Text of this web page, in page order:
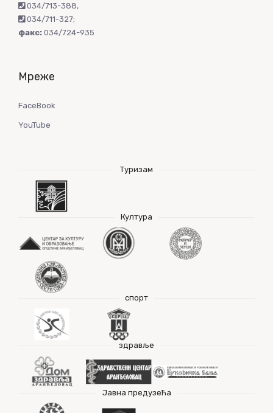
034/713-388,
034/711-327;
факс: 034/724-935
Мреже
FaceBook
YouTube
Туризам
Култура
спорт
здравље
Јавна предузећа